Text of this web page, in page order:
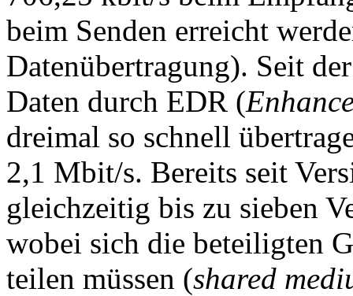
beim Senden erreicht
Datenübertragung). Seit
Daten durch EDR (
dreimal so schnell
2,1 Mbit/s. Bereits seit
gleichzeitig bis zu sieben
wobei sich die beteiligten
teilen müssen (shared